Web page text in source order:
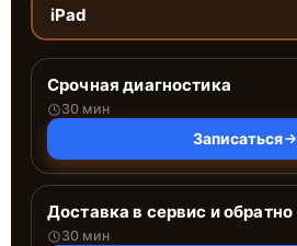
iPad
Срочная диагностика
30 мин
Записаться
Доставка в сервис и обратно
30 мин